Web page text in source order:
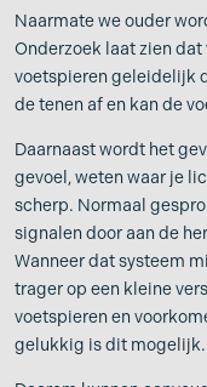
Naarmate we ouder
Onderzoek laat zien
voetspieren geleidelijk
de tenen af en kan de
Daarnaast wordt het
gevoel, weten waar je
scherp. Normaal
signalen door aan de
Wanneer dat systeem
trager op een kleine
voetspieren en
gelukkig is dit mogelijk.